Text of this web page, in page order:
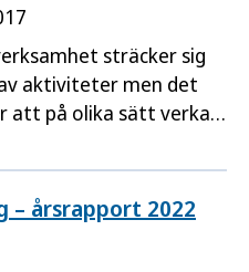
sträcker sig
aktiviteter men det
att på olika sätt verka
bidra till att utveckla
med att främja
– årsrapport 2022